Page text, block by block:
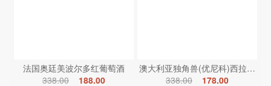
法国奥廷美波尔多红葡萄酒
338.00
188.00
澳大利亚独角兽(优尼科)西拉红葡
338.00
178.00